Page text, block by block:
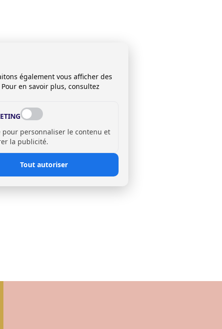
également vous afficher des
en savoir plus, consultez
pour personnaliser le contenu et
la publicité.
Tout autoriser